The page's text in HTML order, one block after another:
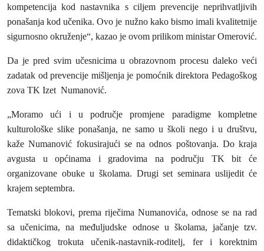
kompetencija kod nastavnika s ciljem prevencije neprihvatljivih
ponašanja kod učenika. Ovo je nužno kako bismo imali kvalitetnije
sigurnosno okruženje“, kazao je ovom prilikom ministar Omerović.
Da je pred svim učesnicima u obrazovnom procesu daleko veći
zadatak od prevencije mišljenja je pomoćnik direktora Pedagoškog
zova TK Izet Numanović.
„Moramo ući i u područje promjene paradigme kompletne
kulturološke slike ponašanja, ne samo u školi nego i u društvu,
kaže Numanović fokusirajući se na odnos poštovanja. Do kraja
avgusta u općinama i gradovima na području TK bit će
organizovane obuke u školama. Drugi set seminara uslijedit će
krajem septembra.
Tematski blokovi, prema riječima Numanovića, odnose se na rad
sa učenicima, na međuljudske odnose u školama, jačanje tzv.
didaktičkog trokuta učenik-nastavnik-roditelj, fer i korektnim